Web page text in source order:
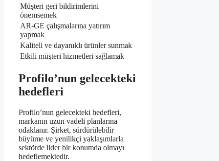
Müşteri geri bildirimlerini
önemsemek
AR-GE çalışmalarına yatırım
yapmak
Kaliteli ve dayanıklı ürünler sunmak
Etkili müşteri hizmetleri sağlamak
Profilo’nun gelecekteki
hedefleri
Profilo’nun gelecekteki hedefleri,
markanın uzun vadeli planlarına
odaklanır. Şirket, sürdürülebilir
büyüme ve yenilikçi yaklaşımlarla
sektörde lider bir konumda olmayı
hedeflemektedir.